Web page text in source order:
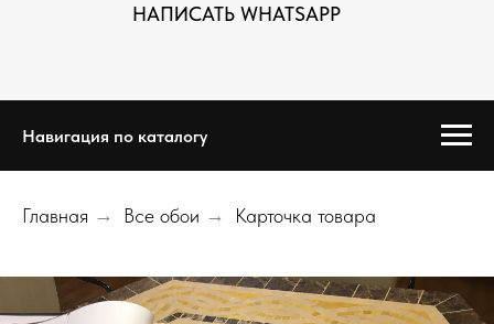
НАПИСАТЬ WHATSAPP
Навигация по каталогу
Главная → Все обои → Карточка товара